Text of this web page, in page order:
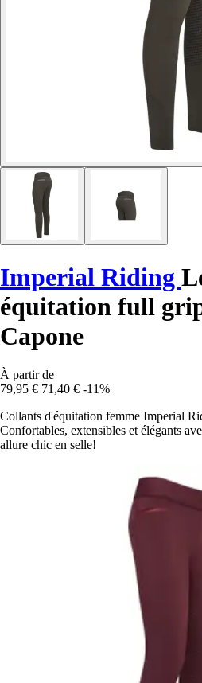
Imperial Riding
équitation full
Capone
À partir de
79,95 € 71,40 € -11%
Collants d'équitation femme Imperial
Confortables, extensibles et élégants
allure chic en selle!